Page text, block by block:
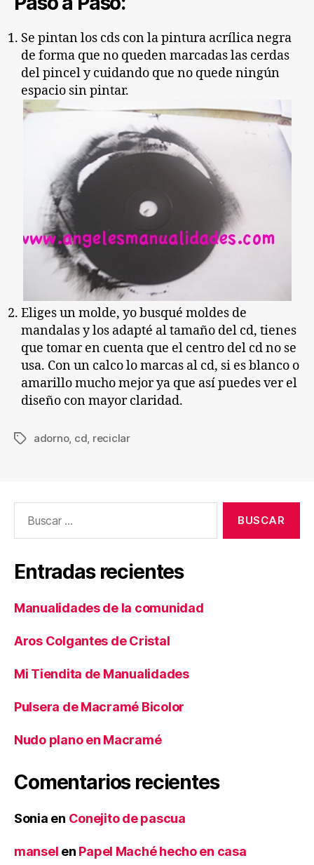
Se pintan los cds con la pintura acrílica negra
de forma que no queden marcadas las cerdas
del pincel y cuidando que no quede ningún
espacio sin pintar.
Eliges un molde, yo busqué moldes de
mandalas y los adapté al tamaño del cd, tienes
que tomar en cuenta que el centro del cd no se
usa. Con un calco lo marcas al cd, si es blanco o
amarillo mucho mejor ya que así puedes ver el
diseño con mayor claridad.
Etiquetas
adorno, cd reciclar
Entradas recientes
Manualidades de la comunidad
Aros Colgantes de Cristal
Mi Tiendita de Manualidades
Pulsera de Macramé Bicolor
Nudo plano en Macramé
Comentarios recientes
Sonia en Conejito de pascua
mansel en Papel Maché hecho en casa